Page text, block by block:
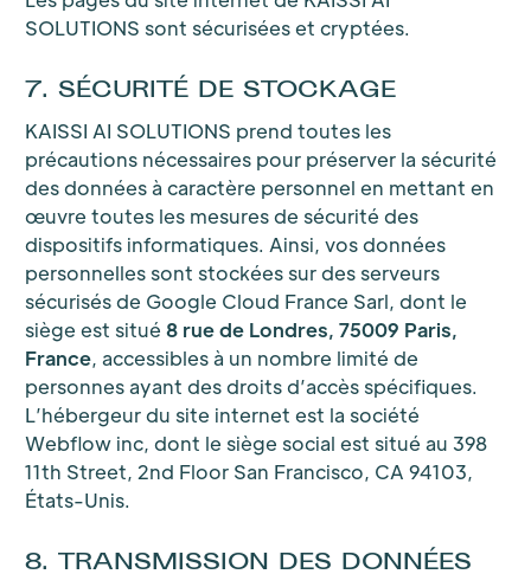
SOLUTIONS sont sécurisées et cryptées.
7. SÉCURITÉ DE STOCKAGE
KAISSI AI SOLUTIONS prend toutes les
précautions nécessaires pour préserver la sécurité
des données à caractère personnel en mettant en
œuvre toutes les mesures de sécurité des
dispositifs informatiques. Ainsi, vos données
personnelles sont stockées sur des serveurs
sécurisés de Google Cloud France Sarl, dont le
siège est situé 8 rue de Londres, 75009 Paris,
France, accessibles à un nombre limité de
personnes ayant des droits d’accès spécifiques.
L’hébergeur du site internet est la société
Webflow inc, dont le siège social est situé au 398
11th Street, 2nd Floor San Francisco, CA 94103,
États-Unis.
8. TRANSMISSION DES DONNÉES